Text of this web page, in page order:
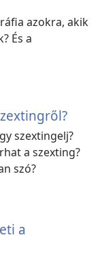
azokra, akik
És a
szextingelj?
a szexting?
szó?
a